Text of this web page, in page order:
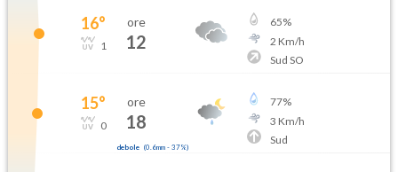
16°
1
ore
12
65%
2 Km/h
Sud SO
15°
0
ore
18
debole (0.6mm- 37%)
77%
3 Km/h
Sud